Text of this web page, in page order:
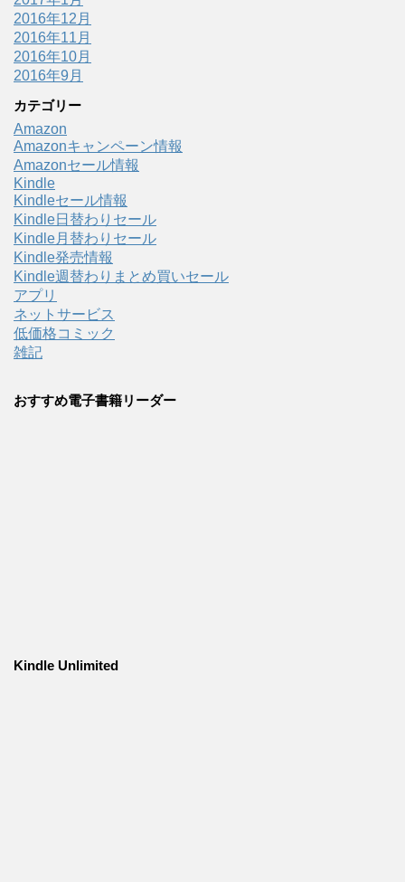
2016年12月
2016年11月
2016年10月
2016年9月
カテゴリー
Amazon
Amazonキャンペーン情報
Amazonセール情報
Kindle
Kindleセール情報
Kindle日替わりセール
Kindle月替わりセール
Kindle発売情報
Kindle週替わりまとめ買いセール
アプリ
ネットサービス
低価格コミック
雑記
おすすめ電子書籍リーダー
Kindle Unlimited